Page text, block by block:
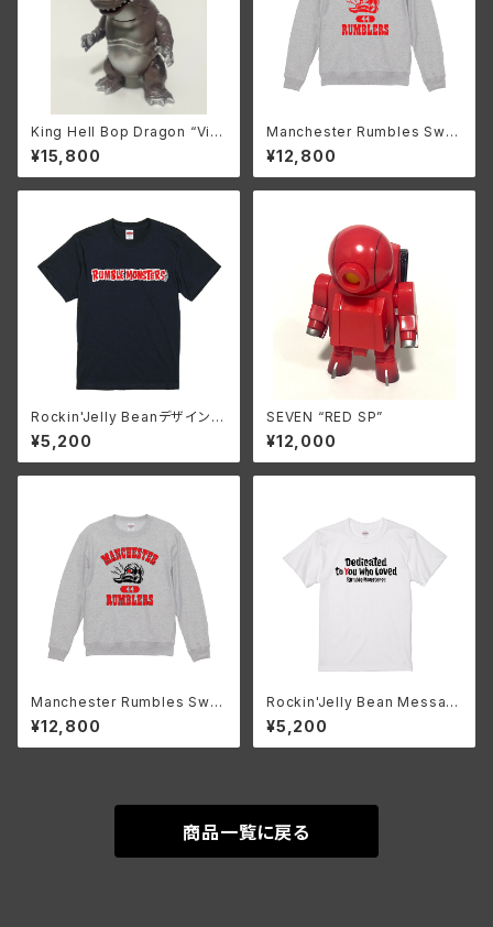
King Hell Bop Dragon “Vint
age Brown”
¥15,800
Manchester Rumbles Swe
atshirt Vintage ish(Ash)
¥12,800
Rockin'Jelly Beanデザイン
RumbleMonsters ロゴT (Na
vy )
¥5,200
SEVEN “RED SP”
¥12,000
Manchester Rumbles Swe
atshirt 90’S ish (Ash)
¥12,800
Rockin'Jelly Bean Messag
e T
¥5,200
商品一覧に戻る